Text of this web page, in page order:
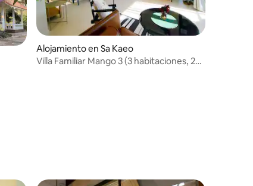
Alojamiento en Sa Kaeo
Villa Familiar Mango 3 (3 habitaciones, 2